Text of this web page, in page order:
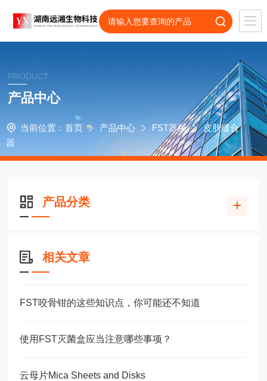
PRODUCT
产品中心
当前位置： 首页 产品中心 FST器械
皮肤缝合
器
产品分类
相关文章
FST咬骨钳的这些知识点，你可能还不知道
使用FST灭菌盒应当注意哪些事项？
云母片Mica Sheets and Disks